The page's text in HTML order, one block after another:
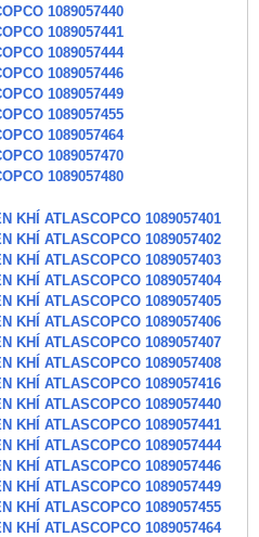
1089057440
1089057441
1089057444
1089057446
1089057449
1089057455
1089057464
1089057470
1089057480
KHÍ ATLASCOPCO 1089057401
KHÍ ATLASCOPCO 1089057402
KHÍ ATLASCOPCO 1089057403
KHÍ ATLASCOPCO 1089057404
KHÍ ATLASCOPCO 1089057405
KHÍ ATLASCOPCO 1089057406
KHÍ ATLASCOPCO 1089057407
KHÍ ATLASCOPCO 1089057408
KHÍ ATLASCOPCO 1089057416
KHÍ ATLASCOPCO 1089057440
KHÍ ATLASCOPCO 1089057441
KHÍ ATLASCOPCO 1089057444
KHÍ ATLASCOPCO 1089057446
KHÍ ATLASCOPCO 1089057449
KHÍ ATLASCOPCO 1089057455
KHÍ ATLASCOPCO 1089057464